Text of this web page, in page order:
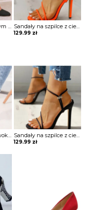
Sandały na szpilce z cienkich pasków
129.99 zł
Sandały na szpilce z cienkich pasków
129.99 zł